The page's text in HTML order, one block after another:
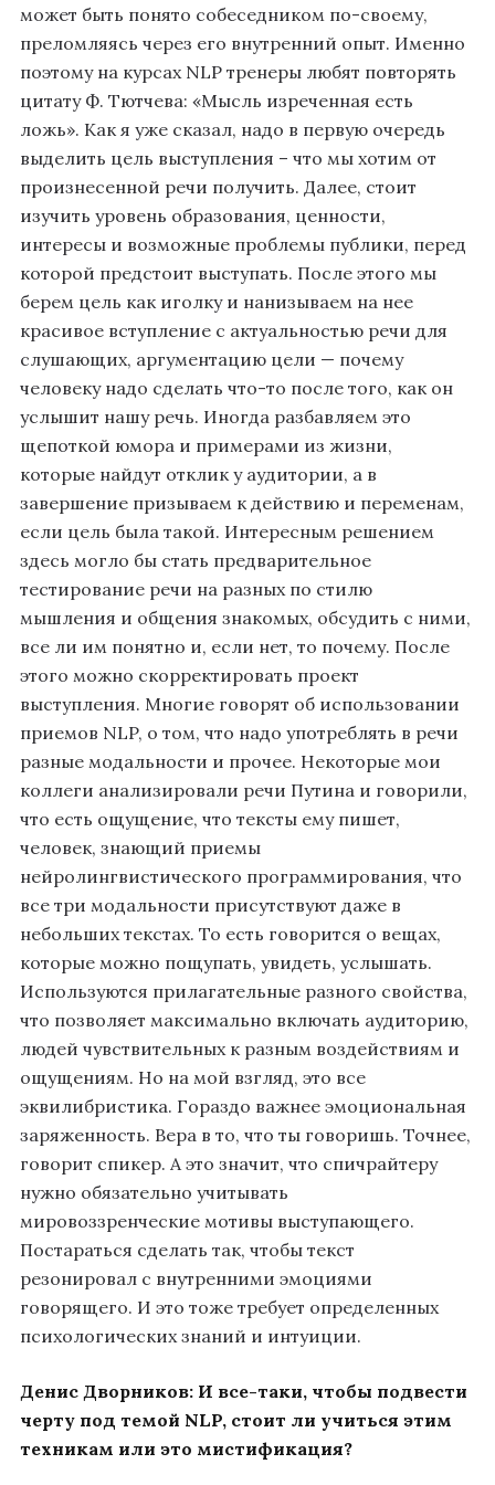
может быть понято собеседником по-своему,
преломляясь через его внутренний опыт. Именно
поэтому на курсах NLP тренеры любят повторять
цитату Ф. Тютчева: «Мысль изреченная есть
ложь». Как я уже сказал, надо в первую очередь
выделить цель выступления – что мы хотим от
произнесенной речи получить. Далее, стоит
изучить уровень образования, ценности,
интересы и возможные проблемы публики, перед
которой предстоит выступать. После этого мы
берем цель как иголку и нанизываем на нее
красивое вступление с актуальностью речи для
слушающих, аргументацию цели — почему
человеку надо сделать что-то после того, как он
услышит нашу речь. Иногда разбавляем это
щепоткой юмора и примерами из жизни,
которые найдут отклик у аудитории, а в
завершение призываем к действию и переменам,
если цель была такой. Интересным решением
здесь могло бы стать предварительное
тестирование речи на разных по стилю
мышления и общения знакомых, обсудить с ними,
все ли им понятно и, если нет, то почему. После
этого можно скорректировать проект
выступления. Многие говорят об использовании
приемов NLP, о том, что надо употреблять в речи
разные модальности и прочее. Некоторые мои
коллеги анализировали речи Путина и говорили,
что есть ощущение, что тексты ему пишет,
человек, знающий приемы
нейролингвистического программирования, что
все три модальности присутствуют даже в
небольших текстах. То есть говорится о вещах,
которые можно пощупать, увидеть, услышать.
Используются прилагательные разного свойства,
что позволяет максимально включать аудиторию,
людей чувствительных к разным воздействиям и
ощущениям. Но на мой взгляд, это все
эквилибристика. Гораздо важнее эмоциональная
заряженность. Вера в то, что ты говоришь. Точнее,
говорит спикер. А это значит, что спичрайтеру
нужно обязательно учитывать
мировоззренческие мотивы выступающего.
Постараться сделать так, чтобы текст
резонировал с внутренними эмоциями
говорящего. И это тоже требует определенных
психологических знаний и интуиции.
Денис Дворников: И все-таки, чтобы подвести
черту под темой NLP, стоит ли учиться этим
техникам или это мистификация?